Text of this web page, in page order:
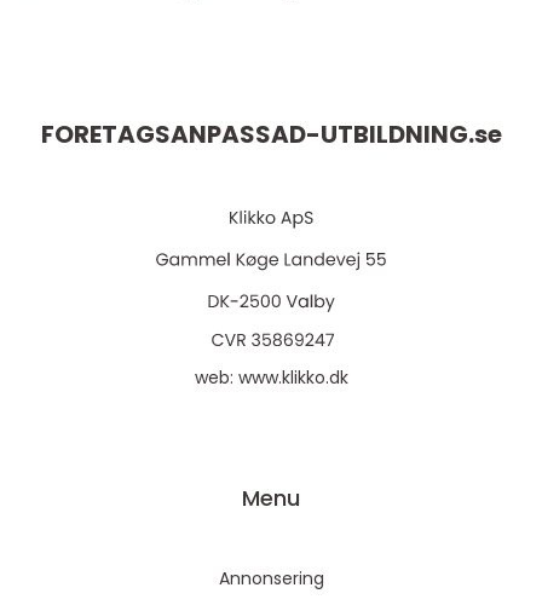
FORETAGSANPASSAD-UTBILDNING.se
web: www.klikko.dk
Menu
Annonsering